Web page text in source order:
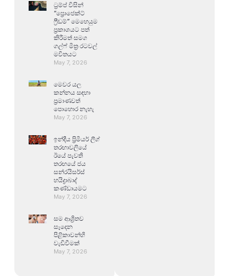
ට්‍රම්ප් විසින්
“ප්‍රොජෙක්ට්
ෆ්‍රීඩම්” මෙහෙයුම
ප්‍රකාශයට පත්
කිරීමත් සමග
ගල්ෆ් මිත්‍ර රටවල්
මවිතයට
May 7, 2026
මෙවර යල
කන්නය සඳහා
ප්‍රමාණවත්
පොහොර නැහැ
May 7, 2026
ඉන්දීය ප්‍රිමියර් ලීග්
තරඟාවලියේ
ඊයේ පැවති
තරඟයේ ජය
සන්රයිසර්ස්
හයිද්‍රාබාද්
කණ්ඩායමට
May 7, 2026
සම ආශ්‍රිතව
සෑදෙන
පිළිකාවන්හි
වැඩිවීමක්
May 7, 2026